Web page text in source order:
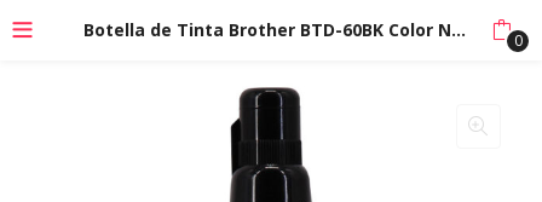
Botella de Tinta Brother BTD-60BK Color Negro 0